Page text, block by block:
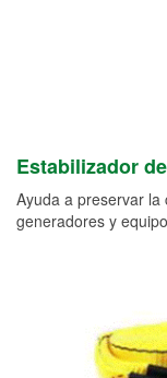
Estabilizador
Ayuda a preservar la
generadores y